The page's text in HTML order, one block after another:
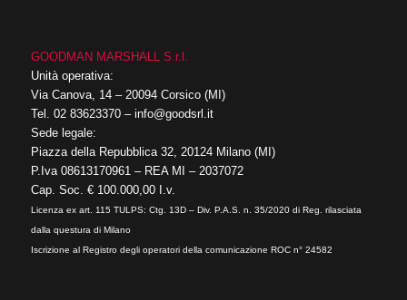
GOODMAN MARSHALL S.r.l.
Unità operativa:
Via Canova, 14 – 20094 Corsico (MI)
Tel. 02 83623370– info@goodsrl.it
Sede legale:
Piazza della Repubblica 32, 20124 Milano (MI)
P.Iva 08613170961 – REA MI – 2037072
Cap. Soc. € 100.000,00 I.v.
Licenza ex art. 115 TULPS: Ctg. 13D – Div. P.A.S. n. 35/2020 di Reg. rilasciata
dalla questura di Milano
Iscrizione al Registro degli operatori della comunicazione ROC n° 24582